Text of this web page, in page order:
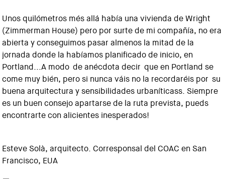
Unos quilómetros més allá había una vivienda de Wright
(Zimmerman House) pero por surte de mi compañía, no era
abierta y conseguimos pasar almenos la mitad de la
jornada donde la habíamos planificado de inicio, en
Portland...A modo de anécdota decir que en Portland se
come muy bién, pero si nunca váis no la recordaréis por su
buena arquitectura y sensibilidades urbaníticass. Siempre
es un buen consejo apartarse de la ruta prevista, pueds
encontrarte con alicientes inesperados!
Esteve Solà, arquitecto. Corresponsal del COAC en San
Francisco, EUA